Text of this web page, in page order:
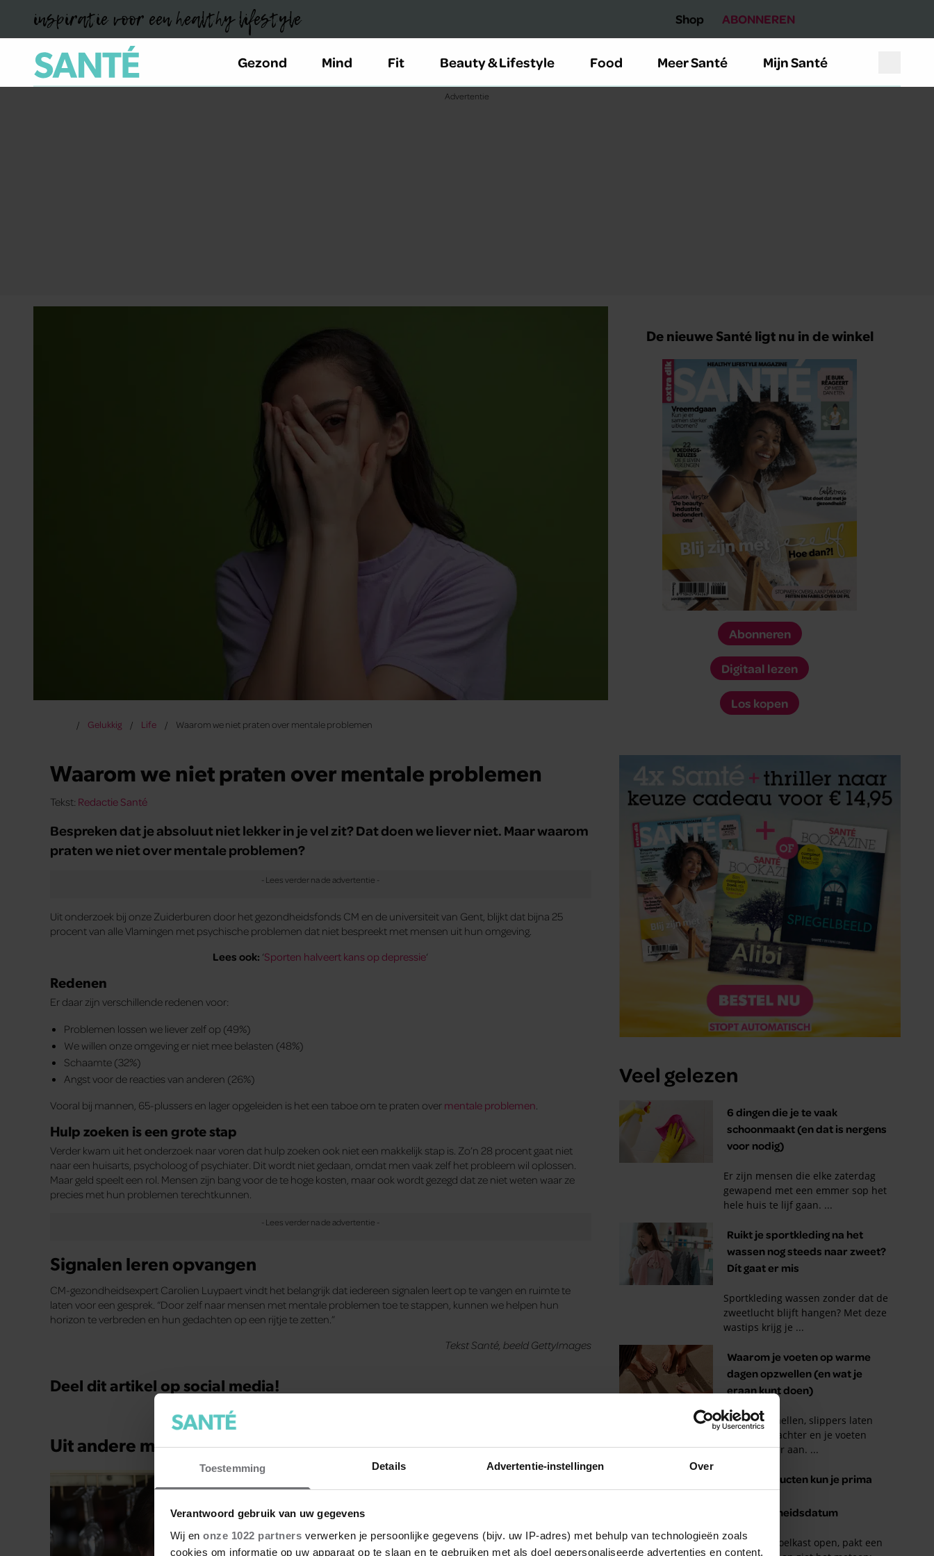
Toestemming Details Advertentie-instellingen Over
Verantwoord gebruik van uw gegevens
Wij en onze 1022 partners verwerken je persoonlijke gegevens (bijv. uw IP-adres) met behulp van technologieën zoals
cookies om informatie op uw apparaat op te slaan en te gebruiken met als doel gepersonaliseerde advertenties en content,
inspiratie voor een healthy lifestyle Shop ABONNEREN
Gezond Mind Fit Beauty & Lifestyle Food Meer Santé Mijn Santé
Gelukkig Life Waarom we niet praten over mentale problemen
Waarom we niet praten over mentale problemen
Tekst: Redactie Santé
Bespreken dat je absoluut niet lekker in je vel zit? Dat doen we liever niet. Maar waarom
praten we niet over mentale problemen?
Uit onderzoek bij onze Zuiderburen door het gezondheidsfonds CM en de universiteit van Gent, blijkt dat bijna 25
procent van alle Vlamingen met psychische problemen dat niet bespreekt met mensen uit hun omgeving.
Lees ook: ‘Sporten halveert kans op depressie‘
Redenen
Er daar zijn verschillende redenen voor:
Problemen lossen we liever zelf op (49%)
We willen onze omgeving er niet mee belasten (48%)
Schaamte (32%)
Angst voor de reacties van anderen (26%)
Vooral bij mannen, 65-plussers en lager opgeleiden is het een taboe om te praten over mentale problemen
Hulp zoeken is een grote stap
Verder kwam uit het onderzoek naar voren dat hulp zoeken ook niet een makkelijk stap is. Zo’n 28 procent gaat niet
naar een huisarts, psycholoog of psychiater. Dit wordt niet gedaan, omdat men vaak zelf het probleem wil oplossen.
Maar geld speelt een rol. Mensen zijn bang voor de te hoge kosten, maar ook wordt gezegd dat ze niet weten waar ze
precies met hun problemen terechtkunnen.
Signalen leren opvangen
CM-gezondheidsexpert Carolien Luypaert vindt het belangrijk dat iedereen signalen leert op te vangen en ruimte te
laten voor een gesprek. “Door zelf naar mensen met mentale problemen toe te stappen, kunnen we helpen hun
horizon te verbreden en hun gedachten op een rijtje te zetten.”
Tekst Santé, beeld GettyImages
Deel dit artikel op social media!
Uit andere media
De nieuwe Santé ligt nu in de winkel
Abonneren
Digitaal lezen
Los kopen